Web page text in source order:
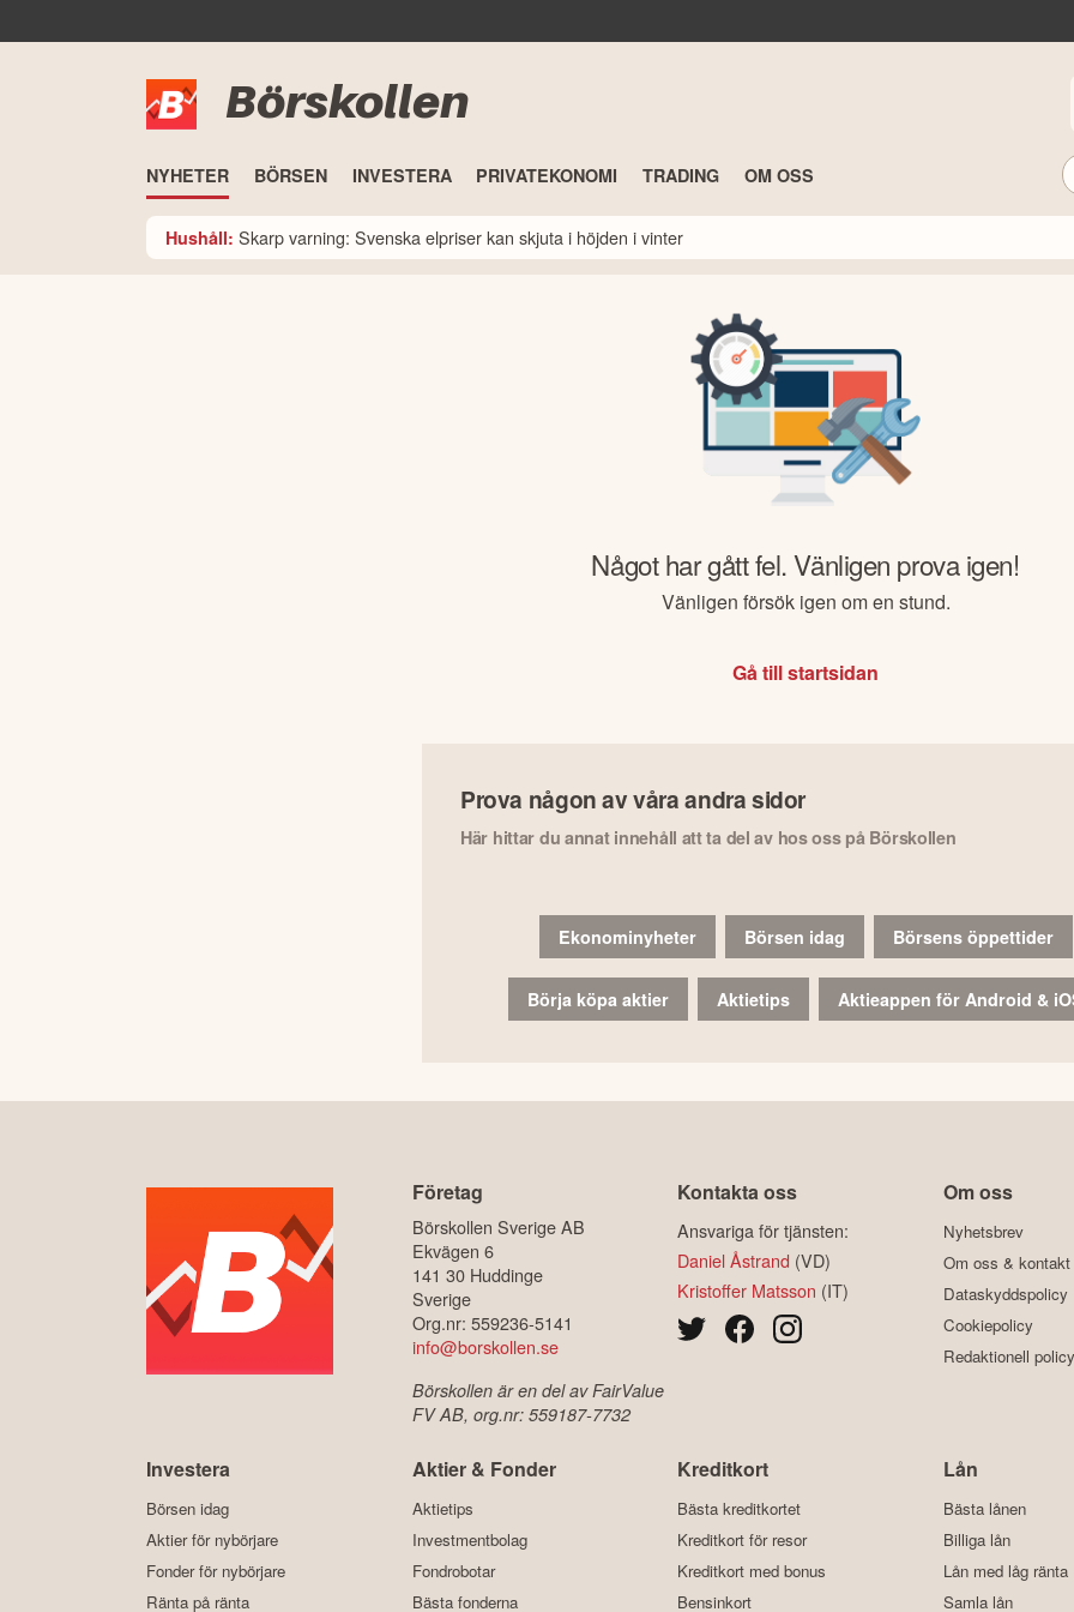
Börskollen
NYHETER BÖRSEN INVESTERA PRIVATEKONOMI TRADING OM OSS
Hushåll: Skarp varning: Svenska elpriser kan skjuta i höjden i vinter
Något har gått fel. Vänligen prova igen!
Vänligen försök igen om en stund.
Gå till startsidan
Prova någon av våra andra sidor
Här hittar du annat innehåll att ta del av hos oss på Börskollen
Ekonominyheter Börsen idag Börsens öppettider
Börja köpa aktier Aktietips Aktieappen för Android &
Företag
Börskollen Sverige AB
Ekvägen 6
141 30 Huddinge
Sverige
Org.nr: 559236-5141
info@borskollen.se
Börskollen är en del av FairValue
FV AB, org.nr: 559187-7732
Kontakta oss
Ansvariga för tjänsten:
Daniel Åstrand (VD)
Kristoffer Matsson (IT)
Om oss
Nyhetsbrev
Om oss & kontakt
Dataskyddspolicy
Cookiepolicy
Redaktionell policy
Investera
Börsen idag
Aktier för nybörjare
Fonder för nybörjare
Ränta på ränta
Aktier & Fonder
Aktietips
Investmentbolag
Fondrobotar
Bästa fonderna
Kreditkort
Bästa kreditkortet
Kreditkort för resor
Kreditkort med bonus
Bensinkort
Lån
Bästa lånen
Billiga lån
Lån med låg ränta
Samla lån